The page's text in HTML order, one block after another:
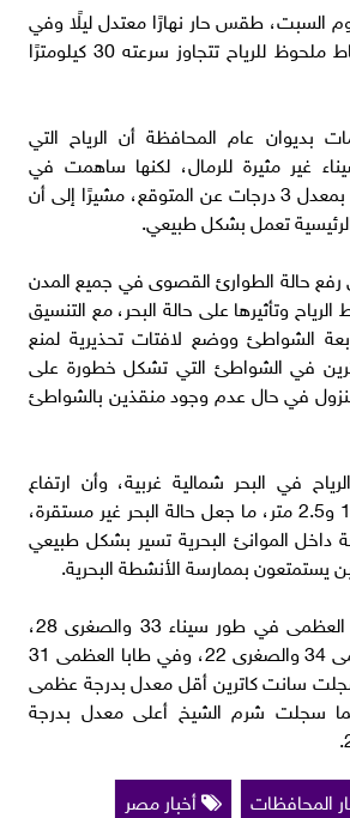
السبت، طقس حار نهارًا معتدل ليلًا وفي
الصباح الباكر، مع نشاط ملحوظ للرياح تتجاوز سرعته 30 كيلومترًا
بديوان عام المحافظة أن الرياح التي
غير مثيرة للرمال، لكنها ساهمت في
تلطيف درجات الحرارة بمعدل 3 درجات عن المتوقع، مشيرًا إلى أن
تعمل بشكل طبيعي.
رفع حالة الطوارئ القصوى في جميع المدن
وتأثيرها على حالة البحر، مع التنسيق
الشواطئ ووضع لافتات تحذيرية لمنع
في الشواطئ التي تشكل خطورة على
في حال عدم وجود منقذين بالشواطئ
في البحر شمالية غربية، وأن ارتفاع
الأمواج يتراوح بين 1.5 و2.5 متر، ما جعل حالة البحر غير مستقرة،
داخل الموانئ البحرية تسير بشكل طبيعي
يستمتعون بممارسة الأنشطة البحرية.
وسجلت درجة الحرارة العظمى في طور سيناء 33 والصغرى 28،
وفي رأس سدر العظمى 34 والصغرى 22، وفي طابا العظمى 31
فيما سجلت سانت كاترين أقل معدل بدرجة عظمى
15، بينما سجلت شرم الشيخ أعلى معدل بدرجة
المحافظات
أخبار مصر